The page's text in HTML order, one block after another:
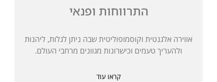
התרווחות ופנאי
אווירה אלגנטית וקוסמופוליטית שבה ניתן לגלות, ליהנות
ולהעריך טעמים וכישרונות מגוונים מרחבי העולם.
קראו עוד